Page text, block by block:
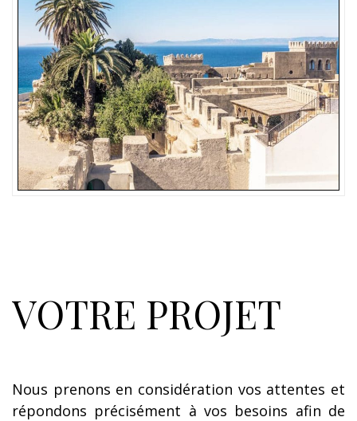
VOTRE PROJET
Nous prenons en considération vos attentes et
répondons précisément à vos besoins afin de